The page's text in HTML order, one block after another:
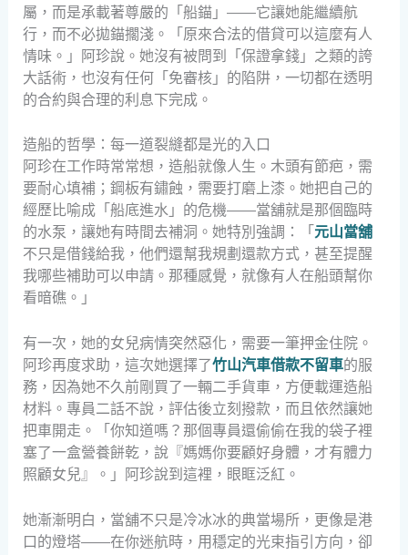
屬，而是承載著尊嚴的「船錨」——它讓她能繼續航
行，而不必拋錨擱淺。「原來合法的借貸可以這麼有人
情味。」阿珍說。她沒有被問到「保證拿錢」之類的誇
大話術，也沒有任何「免審核」的陷阱，一切都在透明
的合約與合理的利息下完成。
造船的哲學：每一道裂縫都是光的入口
阿珍在工作時常常想，造船就像人生。木頭有節疤，需
要耐心填補；鋼板有鏽蝕，需要打磨上漆。她把自己的
經歷比喻成「船底進水」的危機——當舖就是那個臨時
的水泵，讓她有時間去補洞。她特別強調：「 元山當舖
不只是借錢給我，他們還幫我規劃還款方式，甚至提醒
我哪些補助可以申請。那種感覺，就像有人在船頭幫你
看暗礁。」
有一次，她的女兒病情突然惡化，需要一筆押金住院。
阿珍再度求助，這次她選擇了竹山汽車借款不留車的服
務，因為她不久前剛買了一輛二手貨車，方便載運造船
材料。專員二話不說，評估後立刻撥款，而且依然讓她
把車開走。「你知道嗎？那個專員還偷偷在我的袋子裡
塞了一盒營養餅乾，說『媽媽你要顧好身體，才有體力
照顧女兒』。」阿珍說到這裡，眼眶泛紅。
她漸漸明白，當舖不只是冷冰冰的典當場所，更像是港
口的燈塔——在你迷航時，用穩定的光束指引方向，卻